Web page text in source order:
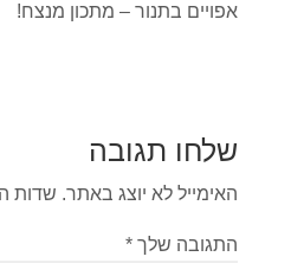
אפויים בתנור – מתכון מנצח!
שלחו תגובה
האימייל לא יוצג באתר. שדות
התגובה שלך *